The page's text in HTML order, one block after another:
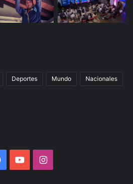
Deportes Mundo Nacionales
Facebook
YouTubeInstagram